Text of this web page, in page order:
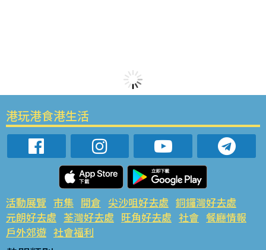
港玩港食港生活
活動展覽 市集 開倉 尖沙咀好去處 銅鑼灣好去處
元朗好去處 荃灣好去處 旺角好去處 社會 餐廳情報
戶外郊遊 社會福利